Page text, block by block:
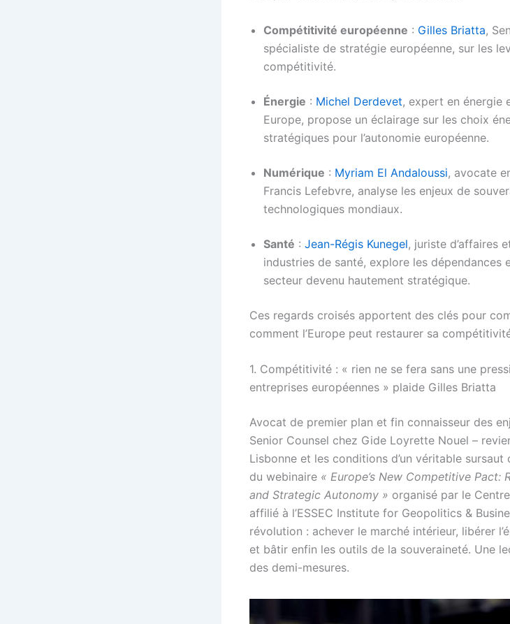
Compétitivité européenne : Gilles Briatta,
spécialiste de stratégie européenne, sur les
compétitivité.
Énergie : Michel Derdevet, expert en énergie
Europe, propose un éclairage sur les choix
stratégiques pour l’autonomie européenne.
Numérique : Myriam El Andaloussi, avocate
Francis Lefebvre, analyse les enjeux de
technologiques mondiaux.
Santé : Jean-Régis Kunegel, juriste d’affaires
industries de santé, explore les dépendances
secteur devenu hautement stratégique.
Ces regards croisés apportent des clés pour
comment l’Europe peut restaurer sa
1. Compétitivité : « rien ne se fera sans une
entreprises européennes » plaide Gilles Briatta
Avocat de premier plan et fin connaisseur des
Senior Counsel chez Gide Loyrette Nouel –
Lisbonne et les conditions d’un véritable
du webinaire « Europe’s New Competitive Pact:
and Strategic Autonomy » organisé par le
affilié à l’ESSEC Institute for Geopolitics &
révolution : achever le marché intérieur, libérer
et bâtir enfin les outils de la souveraineté. Une
des demi-mesures.